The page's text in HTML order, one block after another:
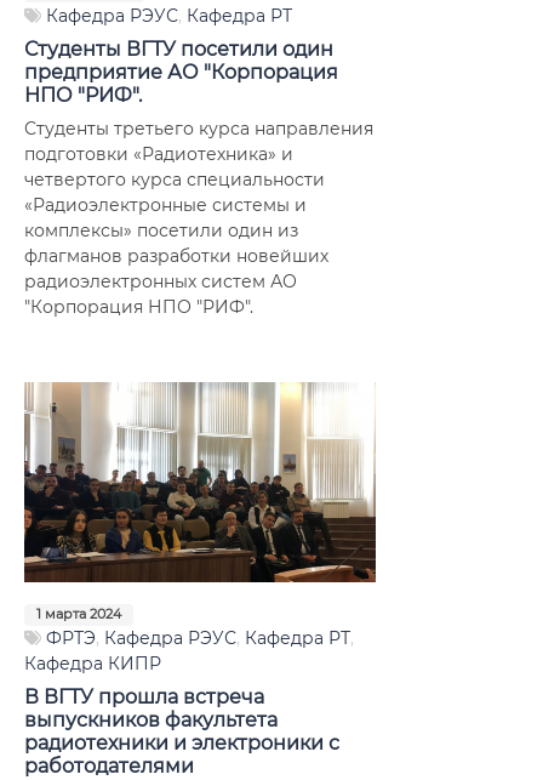
Кафедра РЭУС, Кафедра РТ
Студенты ВГТУ посетили один
предприятие АО "Корпорация
НПО "РИФ".
Студенты третьего курса направления
подготовки «Радиотехника» и
четвертого курса специальности
«Радиоэлектронные системы и
комплексы» посетили один из
флагманов разработки новейших
радиоэлектронных систем АО
"Корпорация НПО "РИФ".
1 марта 2024
ФРТЭ, Кафедра РЭУС, Кафедра РТ,
Кафедра КИПР
В ВГТУ прошла встреча
выпускников факультета
радиотехники и электроники с
работодателями